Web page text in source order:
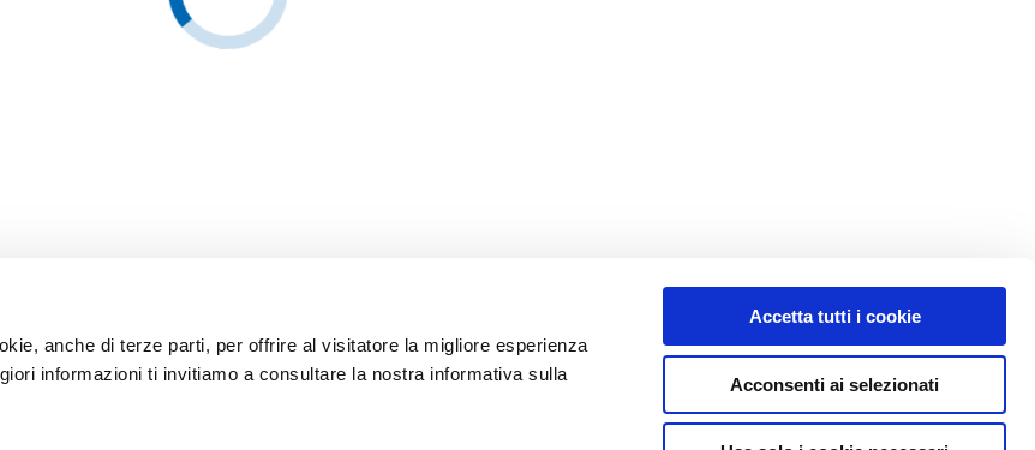
anche di terze parti, per offrire al visitatore la migliore esperienza
informazioni ti invitiamo a consultare la nostra informativa sulla
Accetta tutti i cookie
Acconsenti ai selezionati